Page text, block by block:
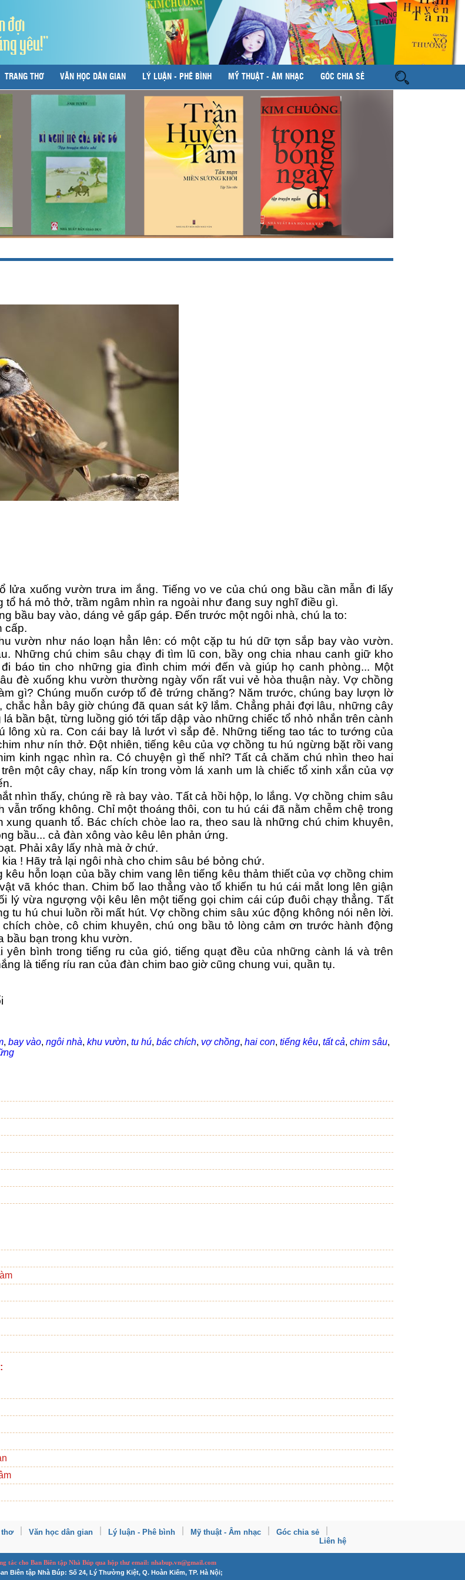
đợi
yêu!"
TRANG THƠ VĂN HỌC DÂN GIAN LÝ LUẬN - PHÊ BÌNH MỸ THUẬT - ÂM NHẠC GÓC CHIA SẺ
lửa xuống vườn trưa im ắng. Tiếng vo ve của chú ong bầu cần mẫn đi lấy
tổ há mỏ thở, trầm ngâm nhìn ra ngoài như đang suy nghĩ điều gì.
bầu bay vào, dáng vẻ gấp gáp. Đến trước một ngôi nhà, chú la to:
cấp.
vườn như náo loạn hẳn lên: có một cặp tu hú dữ tợn sắp bay vào vườn.
Những chú chim sâu chạy đi tìm lũ con, bầy ong chia nhau canh giữ kho
báo tin cho những gia đình chim mới đến và giúp họ canh phòng... Một
đè xuống khu vườn thường ngày vốn rất vui vẻ hòa thuận này. Vợ chồng
gì? Chúng muốn cướp tổ đẻ trứng chăng? Năm trước, chúng bay lượn lờ
chắc hẳn bây giờ chúng đã quan sát kỹ lắm. Chẳng phải đợi lâu, những cây
bần bật, từng luồng gió tới tấp dập vào những chiếc tổ nhỏ nhắn trên cành
lông xù ra. Con cái bay lả lướt vì sắp đẻ. Những tiếng tao tác to tướng của
như nín thở. Đột nhiên, tiếng kêu của vợ chồng tu hú ngừng bặt rồi vang
kinh ngạc nhìn ra. Có chuyện gì thế nhỉ? Tất cả chăm chú nhìn theo hai
một cây chay, nấp kín trong vòm lá xanh um là chiếc tổ xinh xắn của vợ
nhìn thấy, chúng rề rà bay vào. Tất cả hồi hộp, lo lắng. Vợ chồng chim sâu
vẫn trống không. Chỉ một thoáng thôi, con tu hú cái đã nằm chễm chệ trong
xung quanh tổ. Bác chích chòe lao ra, theo sau là những chú chim khuyên,
bầu... cả đàn xông vào kêu lên phản ứng.
Phải xây lấy nhà mà ở chứ.
! Hãy trả lại ngôi nhà cho chim sâu bé bỏng chứ.
kêu hỗn loạn của bầy chim vang lên tiếng kêu thảm thiết của vợ chồng chim
vã khóc than. Chim bố lao thẳng vào tổ khiến tu hú cái mắt long lên giận
lý vừa ngượng vội kêu lên một tiếng gọi chim cái cúp đuôi chạy thẳng. Tất
tu hú chui luồn rồi mất hút. Vợ chồng chim sâu xúc động không nói nên lời.
chòe, cô chim khuyên, chú ong bầu tỏ lòng cảm ơn trước hành động
bầu bạn trong khu vườn.
yên bình trong tiếng ru của gió, tiếng quạt đều của những cành lá và trên
là tiếng ríu ran của đàn chim bao giờ cũng chung vui, quần tụ.
, bay vào, ngôi nhà, khu vườn, tu hú, bác chích, vợ chồng, hai con, tiếng kêu, tất cả, chim sâu,
thơ Văn học dân gian Lý luận - Phê bình Mỹ thuật - Âm nhạc
Góc chia sẻ
Liên hệ
táccho Ban Biên tập Nhà Búp qua hộp thư email: nhabup.vn@gmail.com
Biên tập Nhà Búp: Số 24, Lý Thường Kiệt, Q. Hoàn Kiếm, TP. Hà Nội;